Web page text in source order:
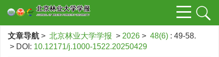
文章导航 > 北京林业大学学报 > 2026 > 48(6) : 49-58.
> DOI: 10.12171/j.1000-1522.20250429